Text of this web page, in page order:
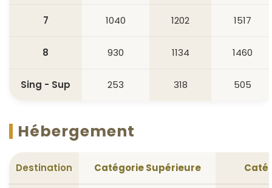
7 1040 1202 1517
8 930 1134 1460
Sing - Sup 253 318 505
Hébergement
Destination Catégorie Supérieure